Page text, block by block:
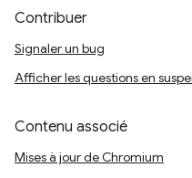
Contribuer
Signaler un bug
Afficher les questions en
Contenu associé
Mises à jour de Chromium